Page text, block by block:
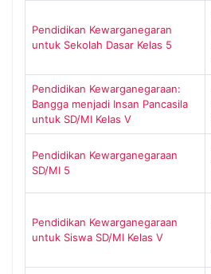
Pendidikan Kewarganegaran
untuk Sekolah Dasar Kelas 5
Pendidikan Kewarganegaraan:
Bangga menjadi Insan Pancasila
untuk SD/MI Kelas V
Pendidikan Kewarganegaraan
SD/MI 5
Pendidikan Kewarganegaraan
untuk Siswa SD/MI Kelas V